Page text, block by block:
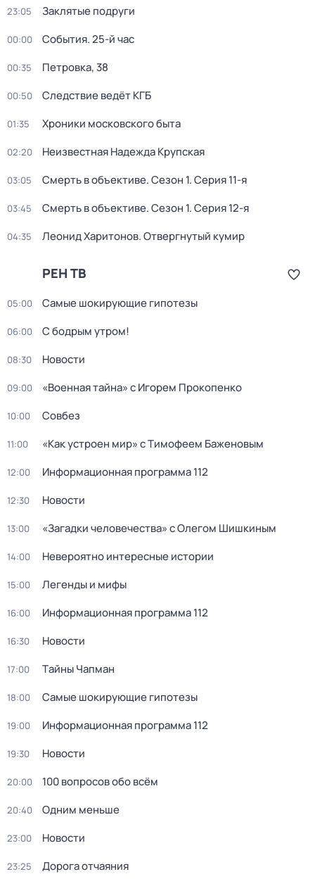
23:05 Заклятые подруги
00:00 События. 25-й час
00:35 Петровка, 38
00:50 Следствие ведёт КГБ
01:35 Хроники московского быта
02:20 Неизвестная Надежда Крупская
03:05 Смерть в объективе. Сезон 1. Серия 11-я
03:45 Смерть в объективе. Сезон 1. Серия 12-я
04:35 Леонид Харитонов. Отвергнутый кумир
РЕН ТВ
05:00 Самые шoкиpующие гипотезы
06:00 С бодрым утром!
08:30 Новости
09:00 «Военная тайна» с Игорем Прокопенко
10:00 Совбез
11:00 «Как устроен мир» с Тимофеем Баженовым
12:00 Информационная программа 112
12:30 Новости
13:00 «Загадки человечества» с Олегом Шишкиным
14:00 Невероятно интересные истории
15:00 Легенды и мифы
16:00 Информационная программа 112
16:30 Новости
17:00 Тaйны Чапман
18:00 Самые шoкиpующие гипотезы
19:00 Информационная программа 112
19:30 Новости
20:00 100 вопросов обо всём
20:40 Одним меньше
23:00 Новости
23:25 Дорога отчаяния